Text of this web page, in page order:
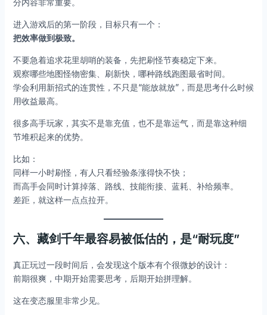
进入游戏后的第一阶段，目标只有一个：
把效率做到极致。
不要急着追求花里胡哨的装备，先把刷怪节奏稳定下来。
观察哪些地图怪物密集、刷新快，哪种路线跑图最省时间。
学会利用新招式的连贯性，不只是“能放就放”，而是思考什么时候
用收益最高。
很多高手玩家，其实不是靠充值，也不是靠运气，而是靠这种细
节堆积起来的优势。
比如：
同样一小时刷怪，有人只看经验条涨得快不快；
而高手会同时计算掉落、路线、技能衔接、蓝耗、补给频率。
差距，就这样一点点拉开。
六、藏剑千年最容易被低估的，是“耐玩度”
真正玩过一段时间后，会发现这个版本有个很微妙的设计：
前期很爽，中期开始需要思考，后期开始拼理解。
这在变态服里非常少见。